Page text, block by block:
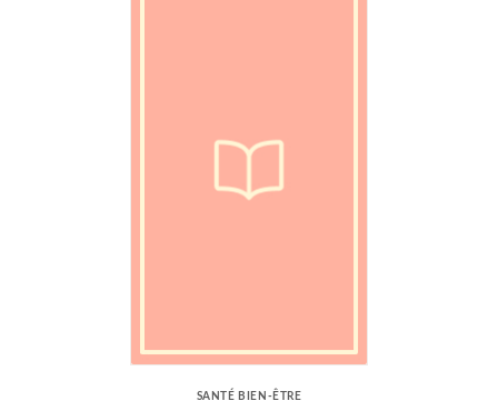
SANTÉ BIEN-ÊTRE